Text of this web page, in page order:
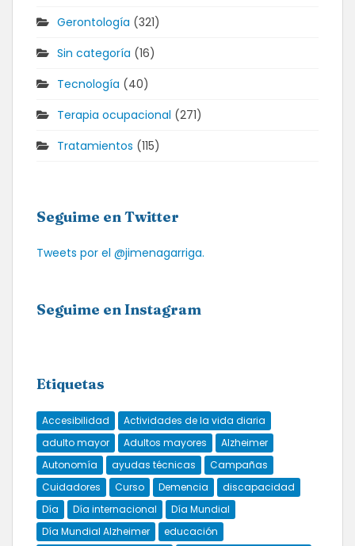
Gerontología (321)
Sin categoría (16)
Tecnología (40)
Terapia ocupacional (271)
Tratamientos (115)
Seguime en Twitter
Tweets por el @jimenagarriga.
Seguime en Instagram
Etiquetas
Accesibilidad
Actividades de la vida diaria
adulto mayor
Adultos mayores
Alzheimer
Autonomía
ayudas técnicas
Campañas
Cuidadores
Curso Demencia
discapacidad
Día
Día internacional
Día Mundial
Día Mundial Alzheimer
educación